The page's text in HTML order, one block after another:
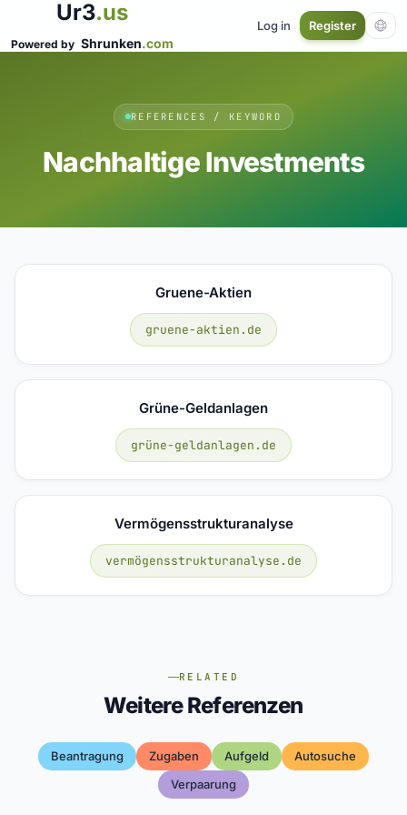
Ur3.us
Powered by Shrunken.com
Log in Register
REFERENCES / KEYWORD
Nachhaltige Investments
Gruene-Aktien
gruene-aktien.de
Grüne-Geldanlagen
grüne-geldanlagen.de
Vermögensstrukturanalyse
vermögensstrukturanalyse.de
RELATED
Weitere Referenzen
Beantragung Zugaben Aufgeld
Autosuche
Verpaarung